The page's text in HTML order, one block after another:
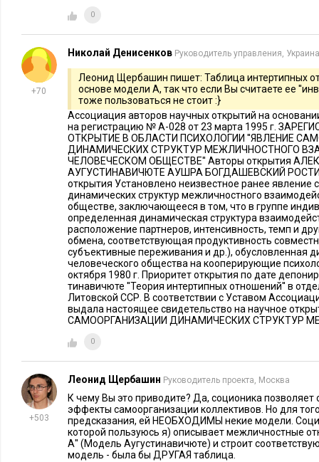
Похожий эксперимент я провел и с другими двумя
любит рассуждать о передовых технологиях, любит
методик разработки и поучать других. Второй вообще не
предпочитает отделываться кивками. Производительность,
порядок выше, чем у первого. В результате совместной
отвлекаться на критику чужой работы и вообще стал
второй стал достаточно общительным, чтобы начать
другим в разработке сложных алгоритмов. Разделение
программных решений и на общение с остальной
участника относились к такому разделению спокойно.
Эффект в целом можно охарактеризовать как «стали
При этом люди стали работать по принципу «не знаешь –
удается легко добиться от программистов. Проблемой,
время и последующие задачи эти разработчики также
эти задачи вполне допускали самостоятельное решение.
синергетического эффекта уже существенно повышает
следовательно, и шансы на создание успешного продукта.
Сейчас я поручаю выполнение задач парам разработчиков
Литература
1.
Гуленко В.В. «Менеджмент слаженной команды.
руководителя», Москва: «Астрель», 2003г
0
+70
Николай Денисенков Руководитель управления, Украина
Леонид Щербашин пишет: Таблица интертипных
основе модели А, так что если Вы считаете ее
тоже пользоваться не стоит :}
Ассоциация авторов научных открытий на
на регистрацию № А-028 от 23 марта 1995 г.
ОТКРЫТИЕ В ОБЛАСТИ ПСИХОЛОГИИ ''ЯВЛЕНИЕ
ДИНАМИЧЕСКИХ СТРУКТУР МЕЖЛИЧНОСТНОГО
ЧЕЛОВЕЧЕСКОМ ОБЩЕСТВЕ'' Авторы открытия
АУГУСТИНАВИЧЮТЕ АУШРА БОГДАШЕВСКИЙ
открытия Установлено неизвестное ранее явление
динамических структур межличностного
обществе, заключающееся в том, что в группе
определенная динамическая структура
расположение партнеров, интенсивность, темп и
обмена, соответствующая продуктивность
субъективные переживания и др.), обусловленная
человеческого общества на кооперирующие
октября 1980 г. Приоритет открытия по дате
тинавичюте ''Теория интертипных отношений'' в
Литовской ССР. В соответствии с Уставом
выдала настоящее свидетельство на научное
САМООРГАНИЗАЦИИ ДИНАМИЧЕСКИХ СТРУКТУР
0
+503
Леонид Щербашин Руководитель проекта, Москва
К чему Вы это приводите? Да, соционика
эффекты самоорганизации коллективов. Но для
предсказания, ей НЕОБХОДИМЫ некие модели.
которой пользуюсь я) описывает межличностные
А'' (Модель Аугустинавичюте) и строит
модель - была бы ДРУГАЯ таблица.